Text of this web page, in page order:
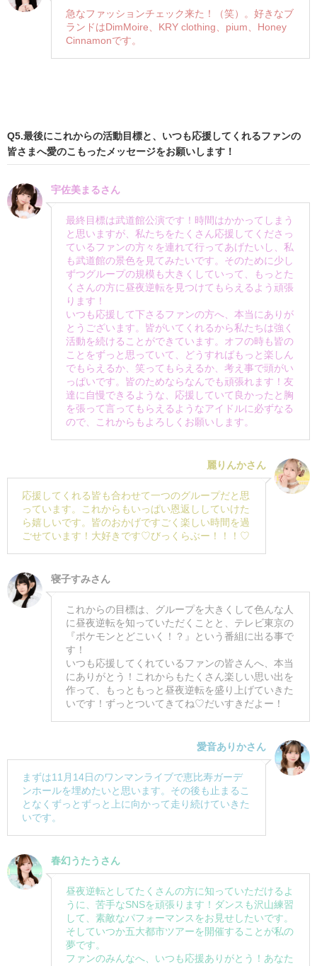
急なファッションチェック来た！（笑）。好きなブ
ランドはDimMoire、KRY clothing、pium、Honey
Cinnamonです。
Q5.最後にこれからの活動目標と、いつも応援してくれるファンの
皆さまへ愛のこもったメッセージをお願いします！
宇佐美まるさん
最終目標は武道館公演です！時間はかかってしまう
と思いますが、私たちをたくさん応援してくださっ
ているファンの方々を連れて行ってあげたいし、私
も武道館の景色を見てみたいです。そのために少し
ずつグループの規模も大きくしていって、もっとた
くさんの方に昼夜逆転を見つけてもらえるよう頑張
ります！
いつも応援して下さるファンの方へ、本当にありが
とうございます。皆がいてくれるから私たちは強く
活動を続けることができています。オフの時も皆の
ことをずっと思っていて、どうすればもっと楽しん
でもらえるか、笑ってもらえるか、考え事で頭がい
っぱいです。皆のためならなんでも頑張れます！友
達に自慢できるような、応援していて良かったと胸
を張って言ってもらえるようなアイドルに必ずなる
ので、これからもよろしくお願いします。
麗りんかさん
応援してくれる皆も合わせて一つのグループだと思
っています。これからもいっぱい恩返ししていけた
ら嬉しいです。皆のおかげですごく楽しい時間を過
ごせています！大好きです♡びっくらぶー！！！♡
寝子すみさん
これからの目標は、グループを大きくして色んな人
に昼夜逆転を知っていただくことと、テレビ東京の
『ポケモンとどこいく！？』という番組に出る事で
す！
いつも応援してくれているファンの皆さんへ、本当
にありがとう！これからもたくさん楽しい思い出を
作って、もっともっと昼夜逆転を盛り上げていきた
いです！ずっとついてきてね♡だいすきだよー！
愛音ありかさん
まずは11月14日のワンマンライブで恵比寿ガーデ
ンホールを埋めたいと思います。その後も止まるこ
となくずっとずっと上に向かって走り続けていきた
いです。
春幻うたうさん
昼夜逆転としてたくさんの方に知っていただけるよ
うに、苦手なSNSを頑張ります！ダンスも沢山練習
して、素敵なパフォーマンスをお見せしたいです。
そしていつか五大都市ツアーを開催することが私の
夢です。
ファンのみんなへ、いつも応援ありがとう！あなた